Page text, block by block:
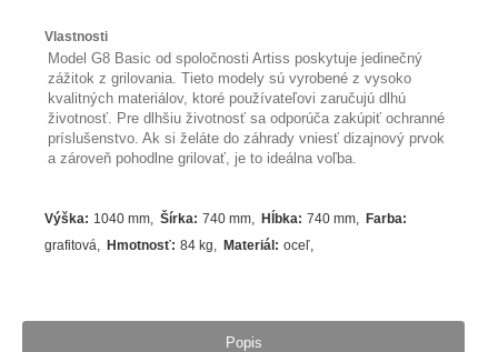
Vlastnosti
Model G8 Basic od spoločnosti Artiss poskytuje jedinečný
zážitok z grilovania. Tieto modely sú vyrobené z vysoko
kvalitných materiálov, ktoré používateľovi zaručujú dlhú
životnosť. Pre dlhšiu životnosť sa odporúča zakúpiť ochranné
príslušenstvo. Ak si želáte do záhrady vniesť dizajnový prvok
a zároveň pohodlne grilovať, je to ideálna voľba.
Výška: 1040 mm Šírka: 740 mm Hĺbka: 740 mm Farba:
grafitová
Hmotnosť: 84 kg Materiál : oceľ
Popis